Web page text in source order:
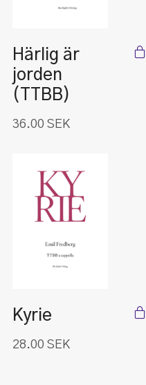
Härlig är
jorden
(TTBB)
36.00 SEK
Kyrie
28.00 SEK